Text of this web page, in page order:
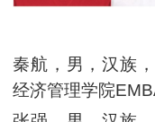
秦航，男，汉族
经济管理学院